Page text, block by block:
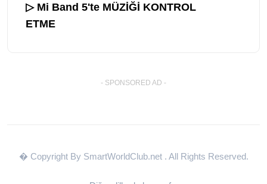
▷ Mi Band 5'te MÜZİĞİ KONTROL
ETME
- SPONSORED AD -
� Copyright By SmartWorldClub.net . All Rights Reserved.